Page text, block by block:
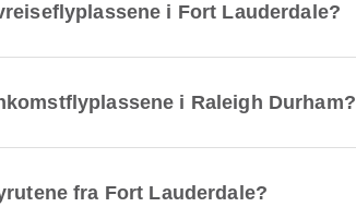
i Fort Lauderdale?
i Raleigh Durham?
fra Fort Lauderdale?